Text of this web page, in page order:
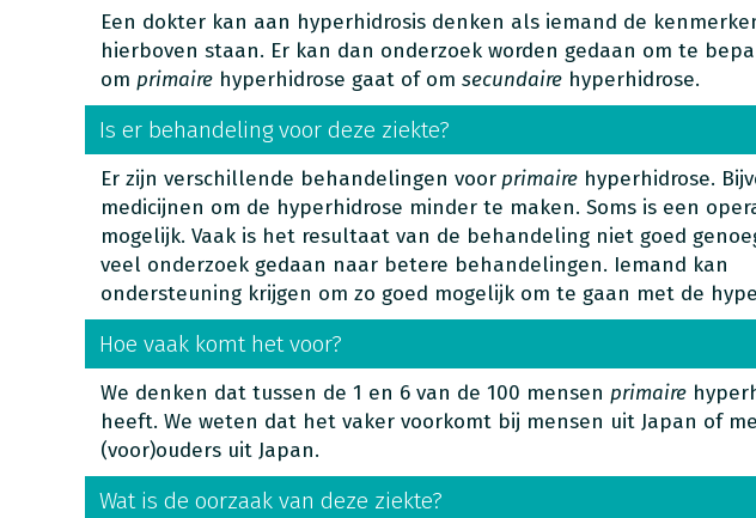
Een dokter kan aan hyperhidrosis denken als iemand de
hierboven staan. Er kan dan onderzoek worden gedaan om te
om primairehyperhidrose gaat of om secundairehyperhidrose.
Is er behandeling voor deze ziekte?
Er zijn verschillende behandelingen voorprimairehyperhidrose.
medicijnen om de hyperhidrose minder te maken. Soms is een
mogelijk. Vaak is het resultaat van de behandeling niet goed
veel onderzoek gedaan naar betere behandelingen. Iemand kan
ondersteuning krijgen om zo goed mogelijk om te gaan met de
Hoe vaak komt het voor?
We denken dat tussen de 1 en 6 van de 100 mensen primaire
heeft. We weten dat het vaker voorkomt bij mensen uit Japan of
(voor)ouders uit Japan.
Wat is de oorzaak van deze ziekte?